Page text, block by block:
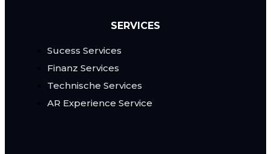
SERVICES
Sucess Services
Finanz Services
Technische Services
AR Experience Service